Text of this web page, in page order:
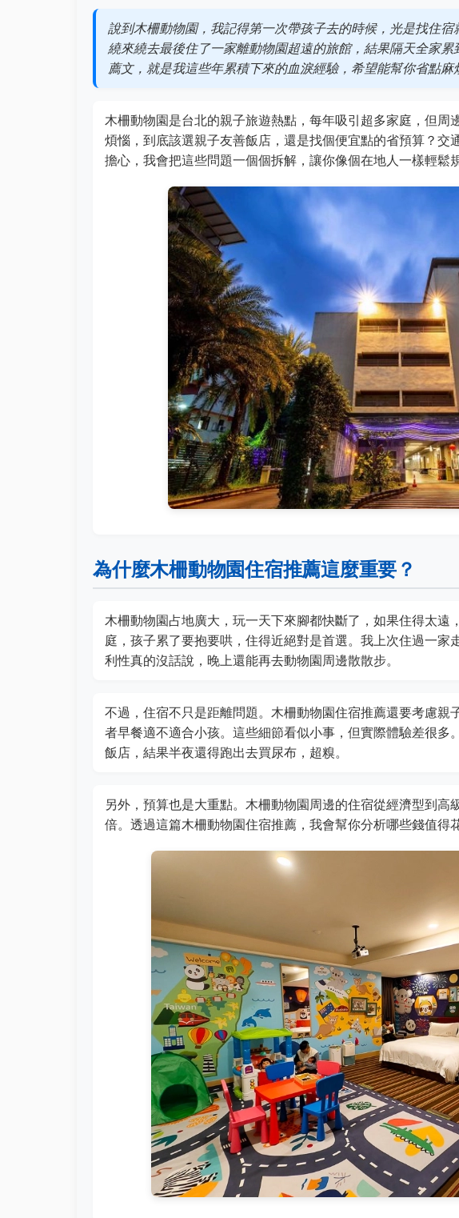
說到木柵動物園，我記得第一次帶孩子去的時候，光是找住宿
繞來繞去最後住了一家離動物園超遠的旅館，結果隔天全家
薦文，就是我這些年累積下來的血淚經驗，希望能幫你省點麻
木柵動物園是台北的親子旅遊熱點，每年吸引超多家庭，但周
煩惱，到底該選親子友善飯店，還是找個便宜點的省預算？交
擔心，我會把這些問題一個個拆解，讓你像個在地人一樣輕鬆規
為什麼木柵動物園住宿推薦這麼重要？
木柵動物園占地廣大，玩一天下來腳都快斷了，如果住得太遠
庭，孩子累了要抱要哄，住得近絕對是首選。我上次住過一家
利性真的沒話說，晚上還能再去動物園周邊散散步。
不過，住宿不只是距離問題。木柵動物園住宿推薦還要考慮親
者早餐適不適合小孩。這些細節看似小事，但實際體驗差很多
飯店，結果半夜還得跑出去買尿布，超糗。
另外，預算也是大重點。木柵動物園周邊的住宿從經濟型到高
倍。透過這篇木柵動物園住宿推薦，我會幫你分析哪些錢值得